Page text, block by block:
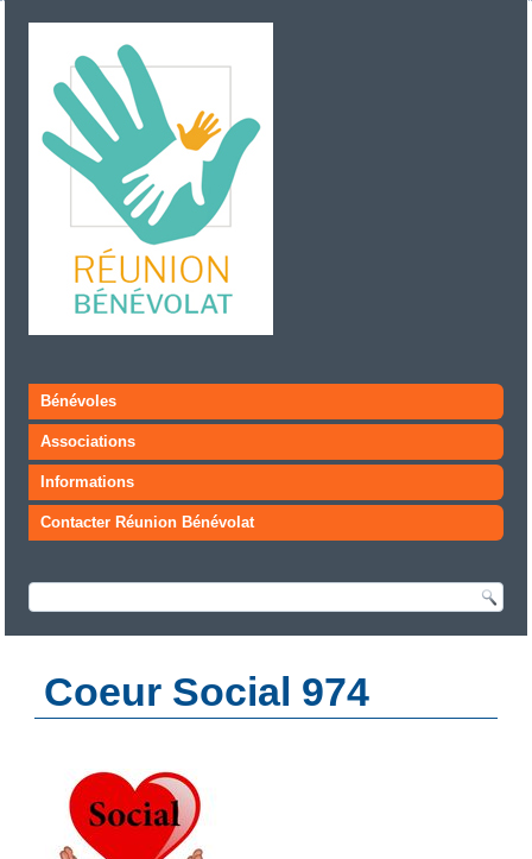
Bénévoles
Associations
Informations
Contacter Réunion Bénévolat
Coeur Social 974